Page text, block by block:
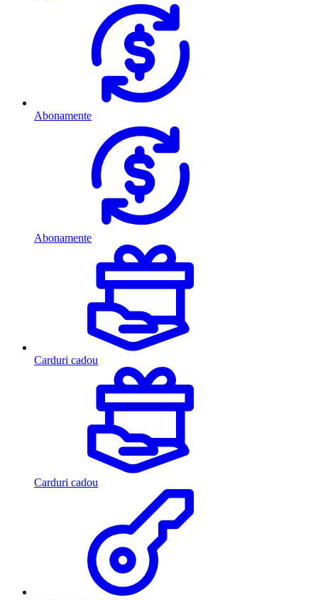
Abonamente
Abonamente
Carduri cadou
Carduri cadou